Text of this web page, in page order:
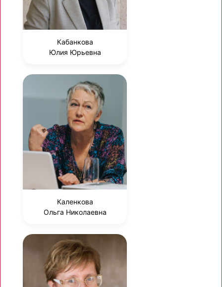
Кабанкова
Юлия Юрьевна
Каленкова
Ольга Николаевна